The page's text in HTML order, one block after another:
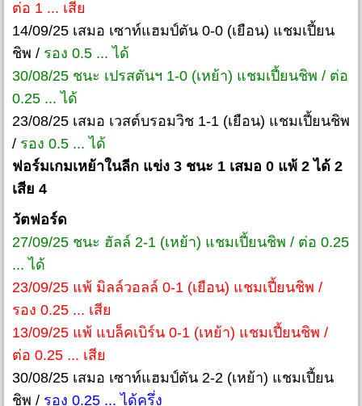
ต่อ 1 ... เสีย
14/09/25 เสมอ เซาท์แฮมป์ตัน 0-0 (เยือน) แชมเปี้ยน
ชิพ / รอง 0.5 ... ได้
30/08/25 ชนะ เปรสตันฯ 1-0 (เหย้า) แชมเปี้ยนชิพ / ต่อ
0.25 ... ได้
23/08/25 เสมอ เวสต์บรอมวิช 1-1 (เยือน) แชมเปี้ยนชิพ
/ รอง 0.5 ... ได้
ฟอร์มเกมเหย้าในลีก แข่ง 3 ชนะ 1 เสมอ 0 แพ้ 2 ได้ 2
เสีย 4
วัตฟอร์ด
27/09/25 ชนะ ฮัลล์ 2-1 (เหย้า) แชมเปี้ยนชิพ / ต่อ 0.25
... ได้
23/09/25 แพ้ มิลล์วอลล์ 0-1 (เยือน) แชมเปี้ยนชิพ /
รอง 0.25 ... เสีย
13/09/25 แพ้ แบล็คเบิร์น 0-1 (เหย้า) แชมเปี้ยนชิพ /
ต่อ 0.25 ... เสีย
30/08/25 เสมอ เซาท์แฮมป์ตัน 2-2 (เหย้า) แชมเปี้ยน
ชิพ / รอง 0.25 ... ได้ครึ่ง